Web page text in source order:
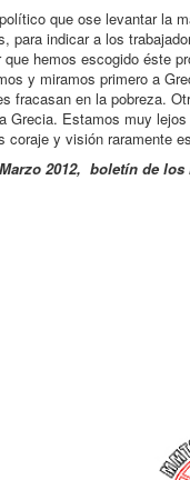
que ose levantar la
para indicar a los
hemos escogido éste
y miramos primero a
fracasan en la pobreza.
Grecia. Estamos muy
coraje y visión raramente
2012, boletín de